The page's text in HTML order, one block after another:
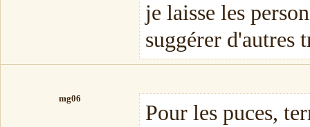
je laisse les
suggérer d'autres
mg06
Pour les puces,